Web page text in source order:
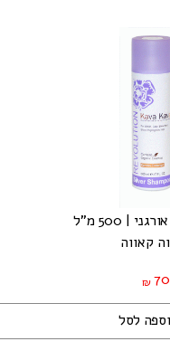
| 500 מ"ל
קאווה
₪ 70
לסל